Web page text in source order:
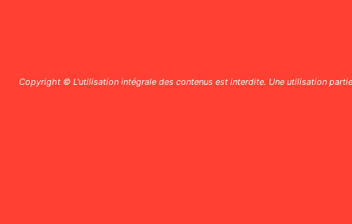
Copyright © L'utilisation intégrale des contenus est interdite. Une utilisation